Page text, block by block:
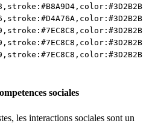
sociales
les interactions sociales sont un